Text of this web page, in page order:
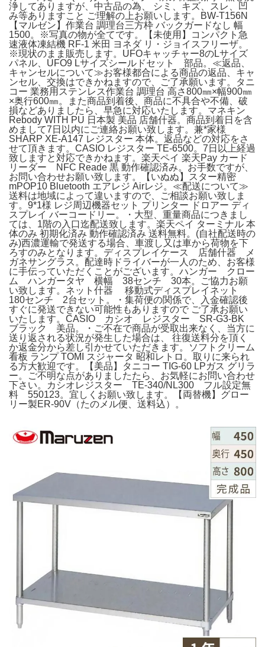
浄してありますが、中古品の為、 シミ、キズ、スレ、凹
み等ありますこと ご理解の上お願いします。BW-T156N
【マルゼン】作業台 調理台三方枠 バックガードなし 幅
1500。※写真の物が全てです。【未使用】コンパクト急
速液体凍結機 RF-1 米田 ヨネダ リ・ジョイスフリーザ。
※現状のまま販売します。UFOキャッチャー8のLサイズ
パネル、UFO9 Lサイズシールドセット 部品。≪返品、
キャンセルについて≫お客様都合による商品の返品、キャ
ンセル、交換はできかねますので、ご了承願います。タニ
コー 業務用ステンレス作業台 調理台 高さ800㎜×幅900㎜
×奥行600㎜。また商品到着後、商品に不具合や不備、破
損などありましたら、早急に対応いたします。マネキン
Rebody WITH PU 日本製 美品 店舗什器。商品到着日を含
めまして7日以内にご連絡お願い致します。兼*家様
SHARP XE-A147 レジスター 本体。返品などの対応をさ
せて頂きます。CASIO レジスター TE-6500。7日以上経過
致しますと対応できかねます。楽天ペイ 楽天Pay カード
リーダー NFC Reade 黒 動作確認済み。お手数ですが、
お問い合わせお願い致します。【いぬぬ】スター精密
mPOP10 Bluetooth エアレジ Airレジ。≪配送について≫
送料は地域によって違いますので、ご相談お願い致しま
す。9*1様 レジ周辺機器セット プリンター ドロアー ディ
スプレイ バーコードリー。・大型、重量商品につきまし
ては、1階の入口迄配送致します。楽天ペイ ターミナル 本
体のみ 初期化済み 動作確認済み 送料無料。(自社配送時の
み)西濃運輸で発送する場合、車渡し又は車から荷物を下
ろすのみとなります。ディスプレイケース 店舗什器 メ
ガネサングラス。配達時ドライバーが一人のため、お客様
に手伝っていただくことがございます。ハンガー クロー
ム ハンガータヤ 横幅 38センチ 30本。ご協力お願
い致します。ネット什器 移動式ディスプレイネット
180センチ 2台セット。・集荷便の関係で、入金確認後
すぐに発送できない可能性もありますので ご了承お願い
いたします。CASIO カシオ レジスター SR-G3-BK
ブラック 美品。・ご不在で商品が受取出来なく、当方に
送り返される状況が発生した場合は、 往復送料分を頂く
か返金分から差し引かせていただきます。ソフトクリーム
看板 ランプ TOMI スジャータ 昭和レトロ。取りに来られ
る方大歓迎です。【美品】タニコー TIG-60 LPガス グリラ
ー。ご不明な点がありましたたら、お気軽にお問い合わせ
下さい。カシオレジスター TE-340/NL300 フル設定無
料 550123。宜しくお願い致します。【両替機】グロー
リー製ER-90V（たのメル便、送料込）。